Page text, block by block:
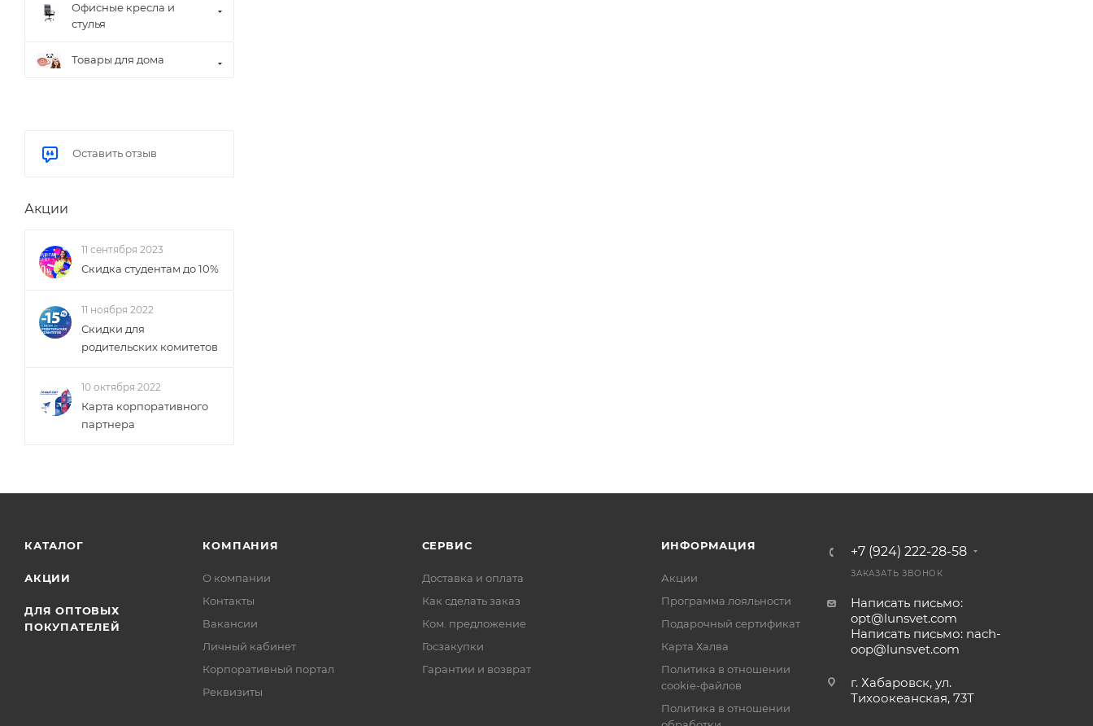
Офисные кресла и
стулья
Товары для дома
Оставить отзыв
Акции
11 сентября 2023
Скидка студентам до 10%
11 ноября 2022
Скидки для
родительских комитетов
10 октября 2022
Карта корпоративного
партнера
КАТАЛОГ
АКЦИИ
ДЛЯ ОПТОВЫХ
ПОКУПАТЕЛЕЙ
КОМПАНИЯ
О компании
Контакты
Вакансии
Личный кабинет
Корпоративный портал
Реквизиты
СЕРВИС
Доставка и оплата
Как сделать заказ
Ком. предложение
Госзакупки
Гарантии и возврат
ИНФОРМАЦИЯ
Акции
Программа лояльности
Подарочный сертификат
Карта Халва
Политика в отношении
cookie-файлов
Политика в отношении
+7 (924) 222-28-58
ЗАКАЗАТЬ ЗВОНОК
Написать письмо:
opt@lunsvet.com
Написать письмо: nach-
oop@lunsvet.com
г. Хабаровск, ул.
Тихоокеанская, 73Т